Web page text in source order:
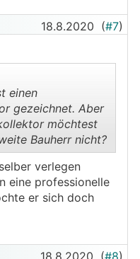
18.8.2020 (#7)
einen
gezeichnet. Aber
möchtest
Bauherr nicht?
mit einem
zu verbinden ist
verlegen
eine professionelle
er sich doch
18.8.2020 (#8)